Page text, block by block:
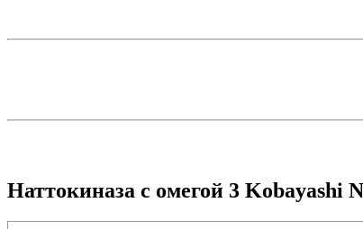
Наттокиназа с омегой 3 Kobayashi